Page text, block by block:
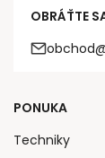
OBRÁŤTE
PONUKA
Techniky